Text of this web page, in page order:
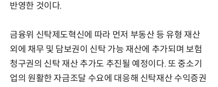
반영한 것이다.
금융위 신탁제도혁신에 따라 먼저 부동산 등 유형 재산
외에 채무 및 담보권이 신탁 가능 재산에 추가되며 보험
청구권의 신탁 재산 추가도 추진될 예정이다. 또 중소기
업의 원활한 자금조달 수요에 대응해 신탁재산 수익증권